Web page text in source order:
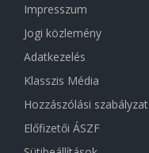
Impresszum
Jogi közlemény
Adatkezelés
Klasszis Média
Hozzászólási szabályzat
Előfizetői ÁSZF